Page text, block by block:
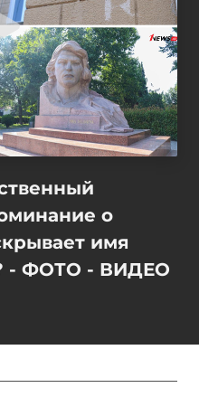
о
имя
- ФОТО - ВИДЕО